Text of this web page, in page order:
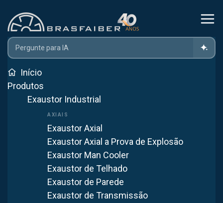
Início
Produtos
Exaustor Industrial
Exaustor Axial
Exaustor Axial a Prova de Explosão
Exaustor Man Cooler
Exaustor de Telhado
Exaustor de Parede
Exaustor de Transmissão
Home
Exaustor Industrial
Exaustor Móvel – o que é e
como funciona?
11 de fevereiro de 2023
WhatsApp